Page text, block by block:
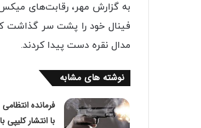
به گزارش مهر، رقابت‌های میکس
مدال نقره دست پیدا کردند.
نوشته های مشابه
فرمانده
با انتشار کلیپی